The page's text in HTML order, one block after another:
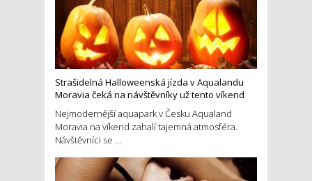
Strašidelná Halloweenská jízda v Aqualandu
Moravia čeká na návštěvníky už tento víkend
Nejmodernější aquapark v Česku Aqualand
Moravia na víkend zahalí tajemná atmosféra.
Návštěvníci se ...